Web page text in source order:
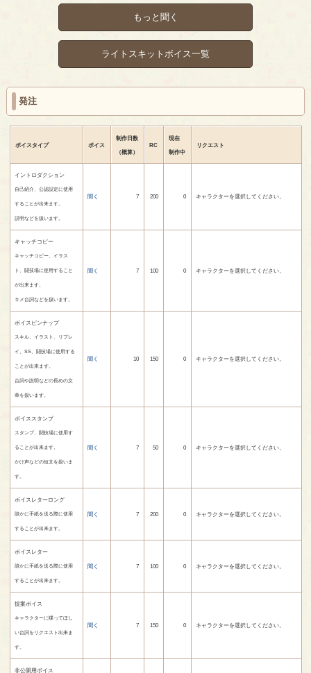
もっと聞く
ライトスキットボイス一覧
発注
ボイスタイプ ボイス
制作日数
（概算）
RC
現在
制作中
リクエスト
イントロダクション
自己紹介、公認設定に使用
することが出来ます。
説明などを扱います。
聞く 7 200 0 キャラクターを選択してください。
キャッチコピー
キャッチコピー、イラス
ト、闘技場に使用すること
が出来ます。
キメ台詞などを扱います。
聞く 7 100 0 キャラクターを選択してください。
ボイスピンナップ
スキル、イラスト、リプレ
イ、SS、闘技場に使用する
ことが出来ます。
台詞や説明などの長めの文
章を扱います。
聞く 10 150 0 キャラクターを選択してください。
ボイススタンプ
スタンプ、闘技場に使用す
ることが出来ます。
かけ声などの短文を扱いま
す。
聞く 7 50 0 キャラクターを選択してください。
ボイスレターロング
誰かに手紙を送る際に使用
することが出来ます。
聞く 7 200 0 キャラクターを選択してください。
ボイスレター
誰かに手紙を送る際に使用
することが出来ます。
聞く 7 100 0 キャラクターを選択してください。
提案ボイス
キャラクターに喋ってほし
い台詞をリクエスト出来ま
す。
聞く 7 150 0 キャラクターを選択してください。
非公開用ボイス